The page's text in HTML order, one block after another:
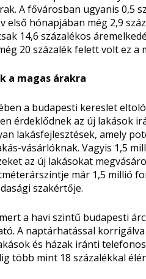
A fővárosban ugyanis 0,5
első hónapjában még 2,9
14,6 százalékos
20 százalék felett volt ez a
a magas árakra
a budapesti kereslet
érdeklődnek az új lakások
lakásfejlesztések, amely
vásárlóknak. Vagyis 1,5
az új lakásokat
már 1,5 millió
szakértője.
a havi szintű budapesti
A naptárhatással
és házak iránti
több mint 18 százalékkal